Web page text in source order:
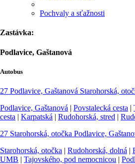
Pochvaly a sťažnosti
Zastávka:
Podlavice, Gaštanová
Autobus
27 Podlavice, Gaštanová Starohorská,
Podlavice, Gaštanová | Povstalecká cesta |
cesta | Karpatská | Rudohorská, stred |
27 Starohorská, otočka Podlavice,
Starohorská, otočka | Rudohorská, dolná |
UMB | Tajovského, pod nemocnicou |